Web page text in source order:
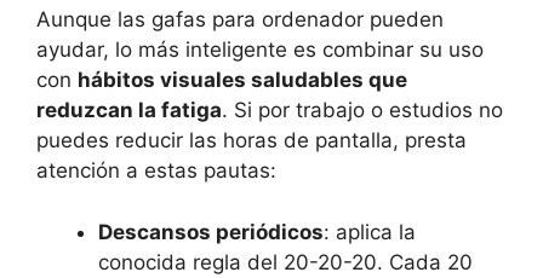
Aunque las gafas para ordenador pueden
ayudar, lo más inteligente es combinar su uso
con hábitos visuales saludables que
reduzcan la fatiga. Si por trabajo o estudios no
puedes reducir las horas de pantalla, presta
atención a estas pautas:
Descansos periódicos: aplica la
conocida regla del 20-20-20. Cada 20